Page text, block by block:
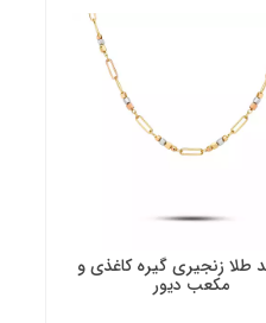
طلا زنجیری گیره کاغذی و
مکعب دیور